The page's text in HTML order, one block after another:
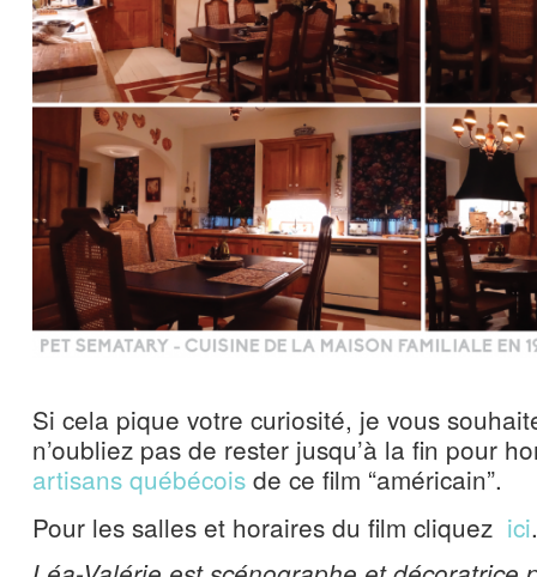
Si cela pique votre curiosité, je vous
n’oubliez pas de rester jusqu’à la fin pour
artisans québécois de ce film “américain”.
Pour les salles et horaires du film cliquez ici.